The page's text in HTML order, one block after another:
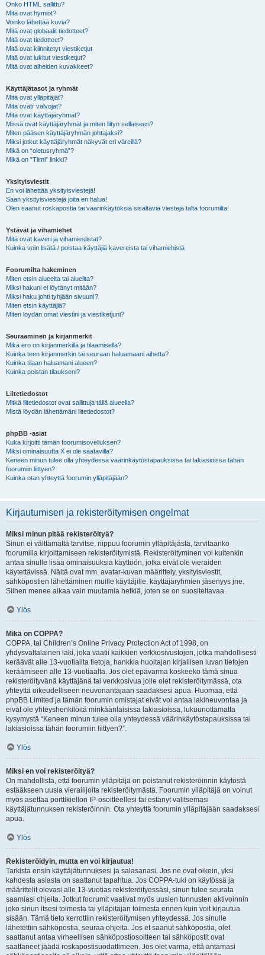
Onko HTML sallittu?
Mitä ovat hymiöt?
Voinko lähettää kuvia?
Mitä ovat globaalit tiedotteet?
Mitä ovat tiedotteet?
Mitä ovat kiinnitetyt viestiketjut
Mitä ovat lukitut viestiketjut?
Mitä ovat aiheiden kuvakkeet?
Käyttäjätasot ja ryhmät
Mitä ovat ylläpitäjät?
Mitä ovatr valvojat?
Mitä ovat käyttäjäryhmät?
Missä ovat käyttäjäryhmät ja miten liityn sellaiseen?
Miten pääsen käyttäjäryhmän johtajaksi?
Miksi jotkut käyttäjäryhmät näkyvät eri väreillä?
Mikä on “oletusryhmä”?
Mikä on “Tiimi” linkki?
Yksityisviestit
En voi lähettää yksityisviestejä!
Saan yksityisviestejä joita en halua!
Olen saanut roskapostia tai väärinkäytöksiä sisältäviä viestejä tältä foorumilta!
Ystävät ja vihamiehet
Mitä ovat kaveri ja vihamieslistat?
Kuinka voin lisätä / poistaa käyttäjiä kavereista tai vihamiehistä
Foorumilta hakeminen
Miten etsin alueelta tai alueilta?
Miksi hakuni ei löytänyt mitään?
Miksi haku johti tyhjään sivuun!?
Miten etsin käyttäjiä?
Miten löydän omat viestini ja viestiketjuni?
Seuraaminen ja kirjanmerkit
Mikä ero on kirjanmerkillä ja tilaamisella?
Kuinka teen kirjanmerkin tai seuraan haluamaani aihetta?
Kuinka tilaan haluamani alueen?
Kuinka poistan tilaukseni?
Liitetiedostot
Mitkä liitetiedostot ovat sallittuja tällä alueella?
Mistä löydän lähettämäni liitetiedostot?
phpBB -asiat
Kuka kirjoitti tämän foorumisovelluksen?
Miksi ominaisuutta X ei ole saatavilla?
Keneen minun tulee olla yhteydessä väärinkäytöstapauksissa tai lakiasioissa tähän
foorumiin liittyen?
Kuinka otan yhteyttä foorumin ylläpitäjään?
Kirjautumisen ja rekisteröitymisen ongelmat
Miksi minun pitää rekisteröityä?
Sinun ei välttämättä tarvitse, riippuu foorumin ylläpitäjästä, tarvitaanko
foorumilla kirjoittamiseen rekisteröitymistä. Rekisteröityminen voi kuitenkin
antaa sinulle lisää ominaisuuksia käyttöön, jotka eivät ole vieraiden
käytettävissä. Näitä ovat mm. avatar-kuvan määrittely, yksityisviestit,
sähköpostien lähettäminen muille käyttäjille, käyttäjäryhmien jäsenyys jne.
Siihen menee aikaa vain muutamia hetkiä, joten se on suositeltavaa.
Ylös
Mikä on COPPA?
COPPA, tai Children’s Online Privacy Protection Act of 1998, on
yhdysvaltalainen laki, joka vaatii kaikkien verkkosivustojen, jotka mahdollisesti
keräävät alle 13-vuotiailta tietoja, hankkia huoltajan kirjallisen luvan tietojen
keräämiseen alle 13-vuotiaalta. Jos olet epävarma koskeeko tämä sinua
rekisteröityvänä käyttäjänä tai verkkosivua jolle olet rekisteröitymässä, ota
yhteyttä oikeudelliseen neuvonantajaan saadaksesi apua. Huomaa, että
phpBB Limited ja tämän foorumin omistajat eivät voi antaa lakineuvontaa ja
eivät ole yhteyshenkilöitä minkäänlaisissa lakiasioissa, lukuunottamatta
kysymystä “Keneen minun tulee olla yhteydessä väärinkäytöstapauksissa tai
lakiasioissa tähän foorumiin liittyen?”.
Ylös
Miksi en voi rekisteröityä?
On mahdollista, että foorumin ylläpitäjä on poistanut rekisteröinnin käytöstä
estääkseen uusia vierailijoita rekisteröitymästä. Foorumin ylläpitäjä on voinut
myös asettaa porttikiellon IP-osoitteellesi tai estänyt valitsemasi
käyttäjätunnuksen rekisteröinnin. Ota yhteyttä foorumin ylläpitäjään saadaksesi
apua.
Ylös
Rekisteröidyin, mutta en voi kirjautua!
Tarkista ensin käyttäjätunnuksesi ja salasanasi. Jos ne ovat oikein, yksi
kahdesta asiasta on saattanut tapahtua. Jos COPPA-tuki on käytössä ja
määrittelit olevasi alle 13-vuotias rekisteröityessäsi, sinun tulee seurata
saamiasi ohjeita. Jotkut foorumit vaativat myös uusien tunnusten aktivoinnin
joko sinun itsesi toimesta tai ylläpitäjän toimesta ennen kuin voit kirjautua
sisään. Tämä tieto kerrottiin rekisteröitymisen yhteydessä. Jos sinulle
lähetettiin sähköpostia, seuraa ohjeita. Jos et saanut sähköpostia, olet
saattanut antaa virheellisen sähköpostiosoitteen tai sähköpostit ovat
saattaneet jäädä roskapostisuodattimeen. Jos olet varma, että antamasi